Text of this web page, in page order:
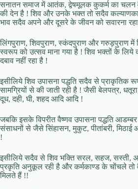
सनातन समाज में आतंक, द्वेषमूलक कुकर्म का चलन
की देन है ! शिव और उनके भक्त तो सदैव
भाव सदैव अपने और दूसरे के जीवन को सवारना
लिंगपुराण, शिवपुराण, स्‍कंदपुराण और गरुड़पुराण में
स्वरूप को उत्‍सव माना गया है ! शिव भक्तों के लिये
दबाव नहीं रहा है !
इसीलिये शिव उपासना पद्धति सदैव से प्राकृतिक
सामग्रियों से की जाती रही है ! जैसी बेलपत्र,
दूध, दही, घी, शहद आदि आदि !
जबकि इसके विपरीत वैष्णव उपासना पद्धति
संसाधनों से जैसे सिंहासन, मुकुट, पीतांबरी, मिठाई
!
इसीलिये सदैव से शिव भक्ति सरल, सहज, सस्ती,
प्रकृति अनुकूल रही है और कर्मकाण्ड के चोंचले तो
मिलते हैं !!